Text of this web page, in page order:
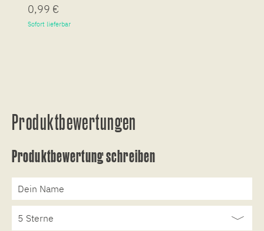
0,99 €
Sofort lieferbar
Produktbewertungen
Produktbewertung schreiben